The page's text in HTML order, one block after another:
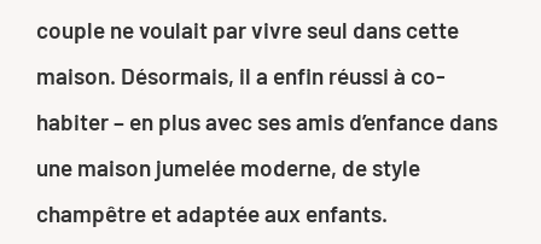
couple ne voulait par vivre seul dans cette
maison. Désormais, il a enfin réussi à co-
habiter – en plus avec ses amis d’enfance dans
une maison jumelée moderne, de style
champêtre et adaptée aux enfants.